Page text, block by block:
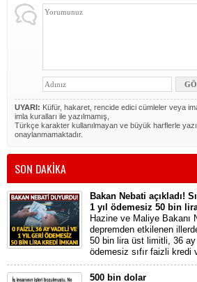
UYARI: Küfür, hakaret, rencide edici cümleler veya
imla kuralları ile yazılmamış,
Türkçe karakter kullanılmayan ve büyük harflerle
onaylanmamaktadır.
SON DAKİKA
Bakan Nebati açıkladı!
1 yıl ödemesiz 50 bin
Hazine ve Maliye Bakanı
depremden etkilenen
50 bin lira üst limitli, 36
ödemesiz sıfır faizli kredi
500 bin dolar